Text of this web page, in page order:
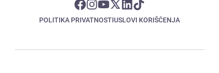
POLITIKA PRIVATNOSTIUSLOVI KORIŠĆENJA